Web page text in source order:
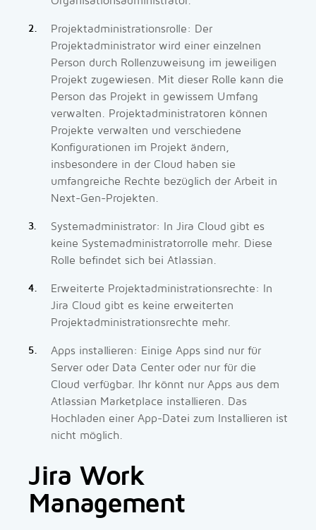
Projektadministrationsrolle: Der
Projektadministrator wird einer einzelnen
Person durch Rollenzuweisung im jeweiligen
Projekt zugewiesen. Mit dieser Rolle kann die
Person das Projekt in gewissem Umfang
verwalten. Projektadministratoren können
Projekte verwalten und verschiedene
Konfigurationen im Projekt ändern,
insbesondere in der Cloud haben sie
umfangreiche Rechte bezüglich der Arbeit in
Next-Gen-Projekten.
Systemadministrator: In Jira Cloud gibt es
keine Systemadministratorrolle mehr. Diese
Rolle befindet sich bei Atlassian.
Erweiterte Projektadministrationsrechte: In
Jira Cloud gibt es keine erweiterten
Projektadministrationsrechte mehr.
Apps installieren: Einige Apps sind nur für
Server oder Data Center oder nur für die
Cloud verfügbar. Ihr könnt nur Apps aus dem
Atlassian Marketplace installieren. Das
Hochladen einer App-Datei zum Installieren ist
nicht möglich.
Jira Work
Management